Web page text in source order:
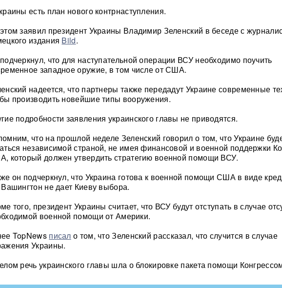
есть план нового контрнаступления.
заявил президент Украины Владимир Зеленский в беседе с
издания Bild.
что для наступательной операции ВСУ необходимо поучить
западное оружие, в том числе от США.
надеется, что партнеры также передадут Украине современные
производить новейшие типы вооружения.
подробности заявления украинского главы не приводятся.
что на прошлой неделе Зеленский говорил о том, что Украине
независимой страной, не имея финансовой и военной поддержки
который должен утвердить стратегию военной помощи ВСУ.
он подчеркнул, что Украина готова к военной помощи США в виде
Вашингтон не дает Киеву выбора.
того, президент Украины считает, что ВСУ будут отступать в случае
военной помощи от Америки.
TopNews писал о том, что Зеленский рассказал, что случится в случае
Украины.
речь украинского главы шла о блокировке пакета помощи